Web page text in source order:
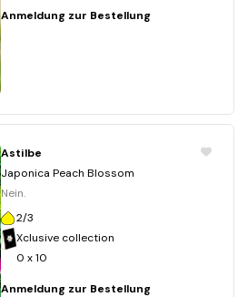
Anmeldung zur Bestellung
Astilbe
Japonica Peach Blossom
Nein.
2/3
Xclusive collection
0 x 10
Anmeldung zur Bestellung